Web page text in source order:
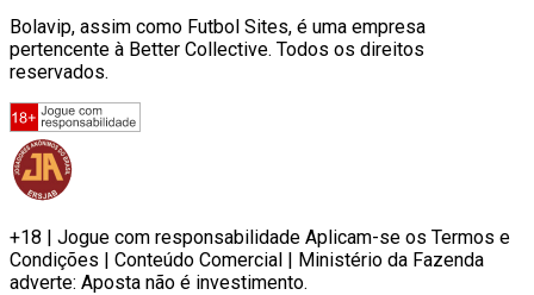
Bolavip, assim como Futbol Sites, é uma empresa
pertencente à Better Collective. Todos os direitos
reservados.
+18 | Jogue com responsabilidade Aplicam-se os Termos e
Condições | Conteúdo Comercial | Ministério da Fazenda
adverte: Aposta não é investimento.